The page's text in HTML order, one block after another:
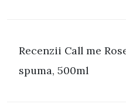
Recenzii Call me
spuma, 500ml